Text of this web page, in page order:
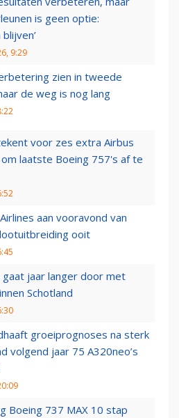
is geen optie:
blijven’
9:29
zien in tweede
de weg is nog lang
voor zes extra Airbus
laatste Boeing 757's af te
aan vooravond van
ooit
gaat jaar langer door met
Schotland
groeiprognoses na sterk
volgend jaar 75 A320neo’s
Boeing 737 MAX 10 stap